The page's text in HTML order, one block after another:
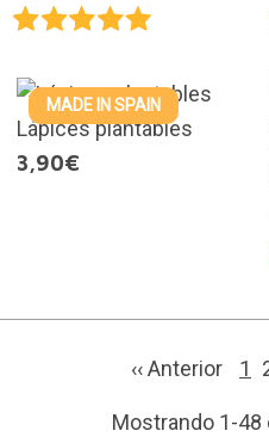
MADE IN SPAIN
Lápices plantables
3,90€
‹‹ Anterior 1
Mostrando 1-